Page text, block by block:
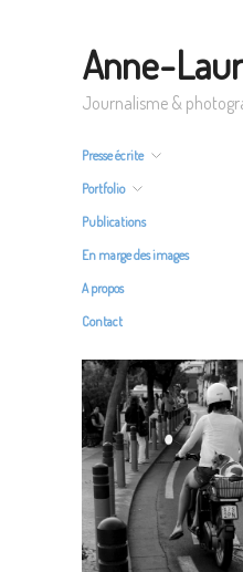
Anne-
Journalisme &
Presse écrite
Portfolio
Publications
En marge des images
A propos
Contact